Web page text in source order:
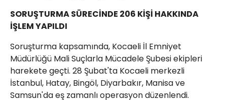
SORUŞTURMA SÜRECİNDE 206 KİŞİ HAKKINDA
İŞLEM YAPILDI
Soruşturma kapsamında, Kocaeli İl Emniyet
Müdürlüğü Mali Suçlarla Mücadele Şubesi ekipleri
harekete geçti. 28 Şubat'ta Kocaeli merkezli
İstanbul, Hatay, Bingöl, Diyarbakır, Manisa ve
Samsun'da eş zamanlı operasyon düzenlendi.